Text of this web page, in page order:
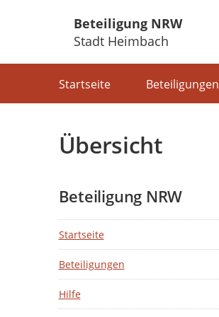
Beteiligung NRW
Stadt Heimbach
Startseite Beteiligungen
Übersicht
Beteiligung NRW
Startseite
Beteiligungen
Hilfe